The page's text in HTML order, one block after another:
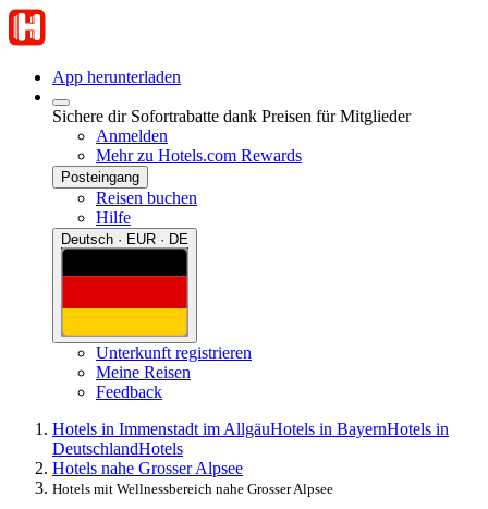
App herunterladen
Sichere dir Sofortrabatte dank Preisen für Mitglieder
Anmelden
Mehr zu Hotels.com Rewards
Posteingang
Reisen buchen
Hilfe
Deutsch · EUR · DE
Unterkunft registrieren
Meine Reisen
Feedback
Hotels in Immenstadt im AllgäuHotels in BayernHotels in
DeutschlandHotels
Hotels nahe Grosser Alpsee
Hotels mit Wellnessbereich nahe Grosser Alpsee